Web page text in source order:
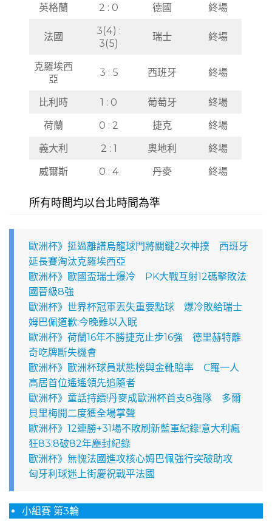
英格蘭
2 : 0 德國 終場
法國
3(4) :
3(5)
瑞士 終場
克羅埃西
亞
3 : 5 西班牙 終場
比利時 1 : 0 葡萄牙
終場
荷蘭
0 : 2 捷克
終場
義大利
2 : 1 奧地利
終場
威爾斯
0 : 4 丹麥 終場
所有時間均以台北時間為準
歐洲杯》挺過離譜烏龍球門將關鍵2次神撲 西班牙
延長賽淘汰克羅埃西亞
歐洲杯》歐國盃瑞士爆冷 PK大戰互射12碼擊敗法
國晉級8強
歐洲杯》世界杯冠軍丟失重要點球 爆冷敗給瑞士
姆巴佩道歉:今晚難以入眠
歐洲杯》荷蘭16年不勝捷克止步16強 德里赫特離
奇吃牌斷失機會
歐洲杯》歐洲杯球員狀態榜與金靴賠率 C羅一人
高居首位遙遙領先追隨者
歐洲杯》童話持續!丹麥成歐洲杯首支8強隊 多爾
貝里梅開二度獲全場掌聲
歐洲杯》12連勝+31場不敗刷新藍軍紀錄!意大利瘋
狂83:8破82年塵封紀錄
歐洲杯》無愧法國進攻核心姆巴佩強行突破助攻
匈牙利球迷上街慶祝戰平法國
小組賽 第3輪